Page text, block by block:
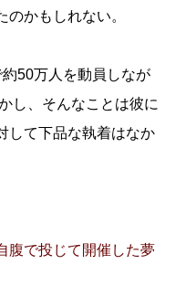
かもしれない。
50万人を動員しなが
し、そんなことは彼に
して下品な執着はなか
腹で投じて開催した夢